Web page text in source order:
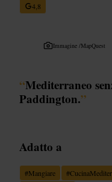
4,8
Immagine /MapQuest
“Mediterraneo
Paddington.”
Adatto a
#Mangiare #